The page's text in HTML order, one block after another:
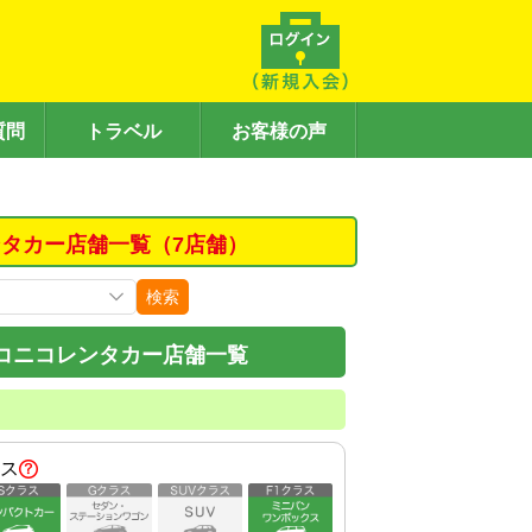
問 トラベル お客様の声
カー店舗一覧（7店舗）
検索
ニコレンタカー店舗一覧